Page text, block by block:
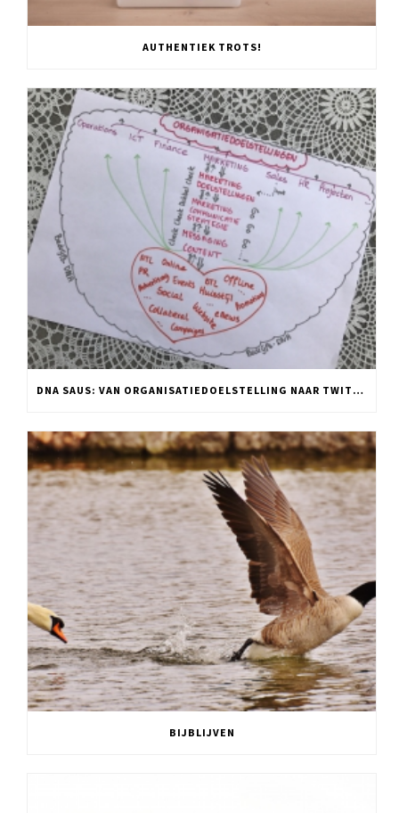
AUTHENTIEK TROTS!
DNA SAUS: VAN ORGANISATIEDOELSTELLING NAAR TWITTER POST
BIJBLIJVEN